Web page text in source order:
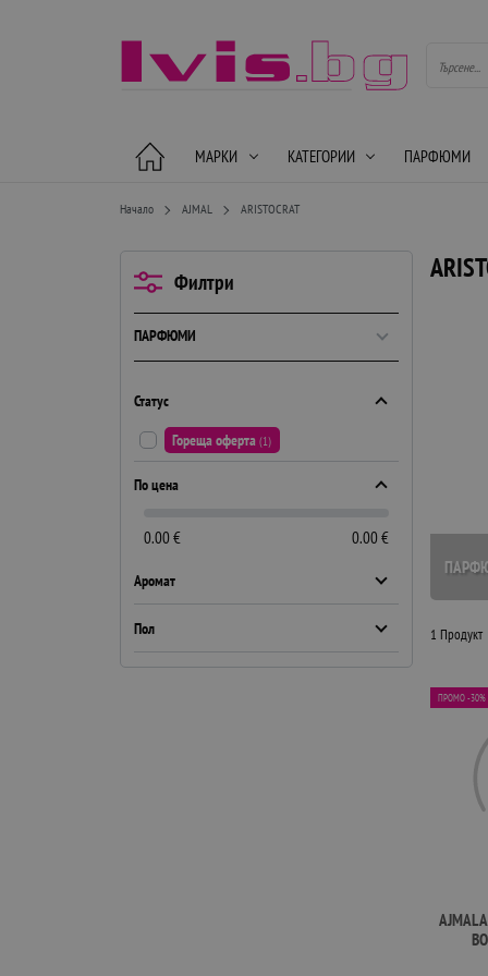
КАТЕГОРИИ ПАРФЮМИ
МАРКИ
Начало AJMAL ARISTOCRAT
1 Продукт
AJMAL
ПРОМО -30%
Филтри
ПАРФЮМИ
Статус
Гореща оферта (1)
По цена
0.00 € 0.00 €
Аромат
Пол